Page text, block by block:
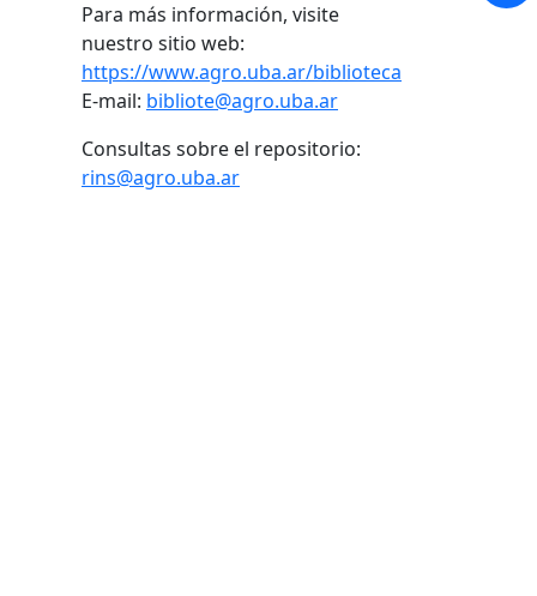
Para más información, visite
nuestro sitio web:
https://www.agro.uba.ar/biblioteca
E-mail: bibliote@agro.uba.ar
Consultas sobre el repositorio:
rins@agro.uba.ar